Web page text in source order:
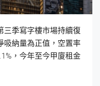
三季寫字樓市場持續復
吸納量為正值，空置率
，今年至今甲廈租金